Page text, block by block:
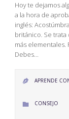
Hoy te dejamos
a la hora de
inglés:
británico. Se
más
Debes…
 APRENDE
 CATEGORY
CONSEJO